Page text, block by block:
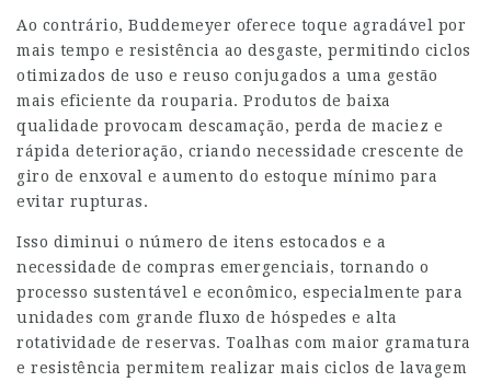
Ao contrário, Buddemeyer oferece toque agradável por
mais tempo e resistência ao desgaste, permitindo ciclos
otimizados de uso e reuso conjugados a uma gestão
mais eficiente da rouparia. Produtos de baixa
qualidade provocam descamação, perda de maciez e
rápida deterioração, criando necessidade crescente de
giro de enxoval e aumento do estoque mínimo para
evitar rupturas.
Isso diminui o número de itens estocados e a
necessidade de compras emergenciais, tornando o
processo sustentável e econômico, especialmente para
unidades com grande fluxo de hóspedes e alta
rotatividade de reservas. Toalhas com maior gramatura
e resistência permitem realizar mais ciclos de lavagem